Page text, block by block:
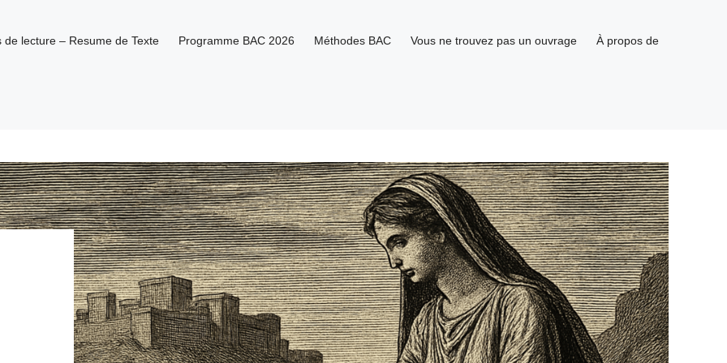
lecture – Resume de Texte Programme BAC 2026 Méthodes BAC Vous ne trouvez pas un ouvrage À propos de